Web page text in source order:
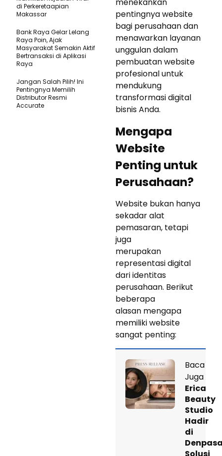
menekankan
pentingnya website
bagi perusahaan dan
menawarkan layanan
unggulan dalam
pembuatan website
profesional untuk
mendukung
transformasi digital
bisnis Anda.
Mengapa
Website
Penting untuk
Perusahaan?
Website bukan hanya
sekadar alat
pemasaran, tetapi
juga
merupakan
representasi digital
dari identitas
perusahaan. Berikut
beberapa
alasan mengapa
memiliki website
sangat penting:
Baca
Juga
Erica
Beauty
Studio
Hadir
di
di Perkeretaapian
Makassar
Bank Raya Gelar Lelang
Raya Poin, Ajak
Masyarakat Semakin Aktif
Bertransaksi di Aplikasi
Raya
Jangan Salah Pilih! Ini
Pentingnya Memilih
Distributor Resmi
Accurate